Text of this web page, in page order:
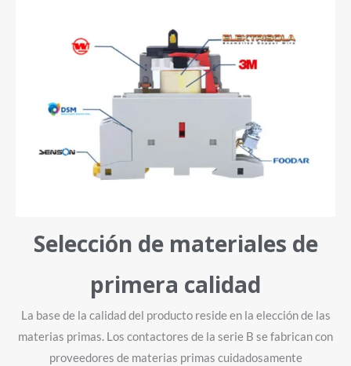
Selección de materiales de
primera calidad
La base de la calidad del producto reside en la elección de las
materias primas. Los contactores de la serie B se fabrican con
proveedores de materias primas cuidadosamente